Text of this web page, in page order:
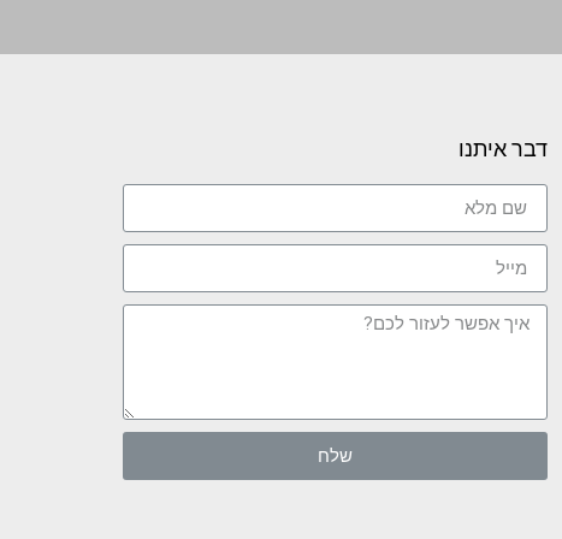
דבר איתנו
שלח